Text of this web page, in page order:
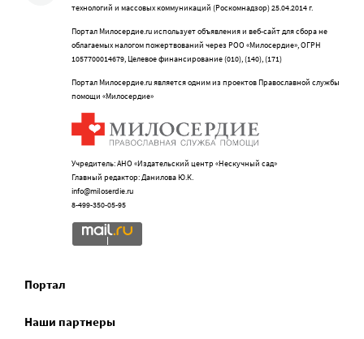
технологий и массовых коммуникаций (Роскомнадзор) 25.04.2014 г.
Портал Милосердие.ru использует объявления и веб-сайт для сбора не
облагаемых налогом пожертвований через РОО «Милосердие», ОГРН
1057700014679, Целевое финансирование (010), (140), (171)
Портал Милосердие.ru является одним из проектов Православной службы
помощи «Милосердие»
Учредитель: АНО «Издательский центр «Нескучный сад»
Главный редактор: Данилова Ю.К.
info@miloserdie.ru
8-499-350-05-95
Портал
Наши партнеры